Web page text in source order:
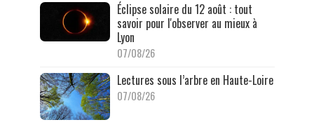
Éclipse solaire du 12 août : tout
savoir pour l'observer au mieux à
Lyon
07/08/26
Lectures sous l’arbre en Haute-Loire
07/08/26